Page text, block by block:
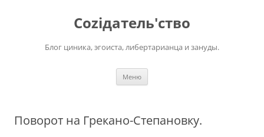
Соziдатель'ство
Блог циника, эгоиста, либертарианца и зануды.
Меню
Поворот на Грекано-Степановку.